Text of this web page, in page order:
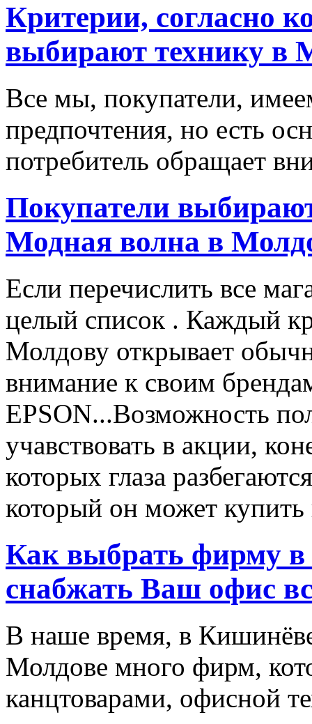
Критерии, согласно
выбирают технику в
Все мы, покупатели,
предпочтения, но есть
потребитель обращает
Покупатели
Модная волна в
Если перечислить все
целый список . Каждый
Молдову открывает
внимание к своим
EPSON...Возможность
учавствовать в акции,
которых глаза
который он может купить
Как выбрать фирму в
снабжать Ваш офис
В наше время, в
Молдове много фирм,
канцтоварами, офисной